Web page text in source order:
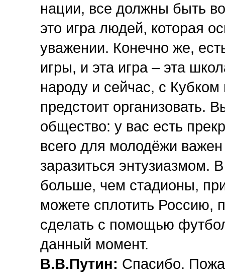
нации, все должны быть
это игра людей, которая
уважении. Конечно же,
игры, и эта игра – эта
народу и сейчас, с
предстоит организовать.
общество: у вас есть
всего для молодёжи
заразиться энтузиазмом.
больше, чем стадионы,
можете сплотить Россию,
сделать с помощью
данный момент.
В.В.Путин: Спасибо.